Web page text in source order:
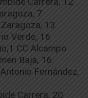
7
13
Verde, 16
CC Alcampo
Baja, 16
Fernández,
Carrera, 20